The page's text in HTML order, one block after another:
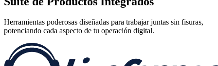
Herramientas poderosas diseñadas para trabajar juntas sin fisuras,
potenciando cada aspecto de tu operación digital.